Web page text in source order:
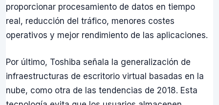
proporcionar procesamiento de datos en tiempo
real, reducción del tráfico, menores costes
operativos y mejor rendimiento de las aplicaciones.
Por último, Toshiba señala la generalización de
infraestructuras de escritorio virtual basadas en la
nube, como otra de las tendencias de 2018. Esta